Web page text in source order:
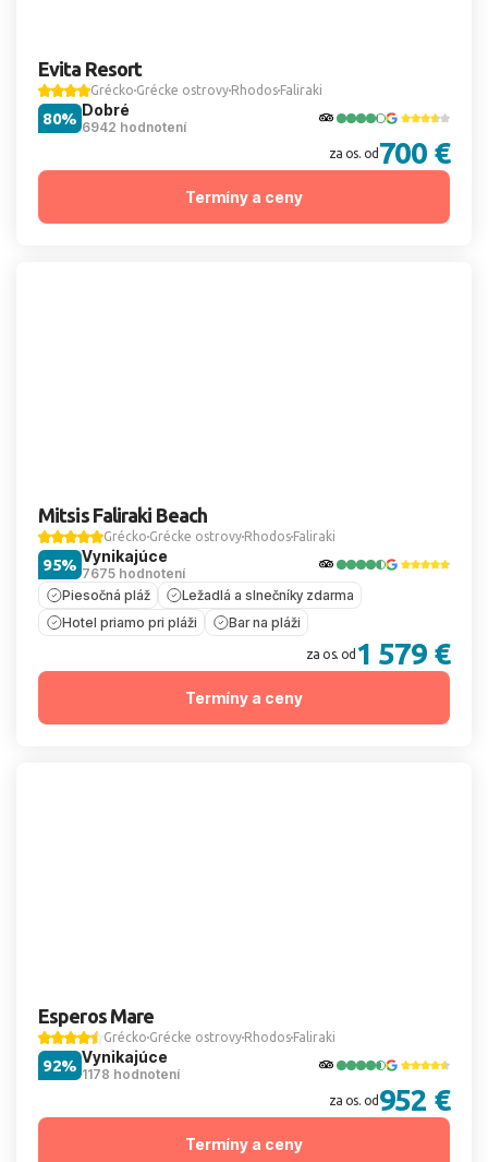
Evita Resort
Grécko Grécke ostrovy Rhodos Faliraki
Dobré
6942 hodnotení
80%
za os. od 700 €
Termíny a ceny
Mitsis Faliraki Beach
Grécko Grécke ostrovy Rhodos Faliraki
Vynikajúce
7675 hodnotení
95%
Piesočná pláž
Ležadlá a slnečníky zdarma
Hotel priamo pri pláži
Bar na pláži
za os. od 1 579 €
Termíny a ceny
Esperos Mare
Grécko Grécke ostrovy Rhodos Faliraki
Vynikajúce
1178 hodnotení
92%
za os. od 952 €
Termíny a ceny